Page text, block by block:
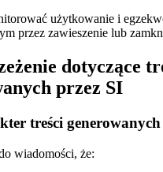
użytkowanie i
przez zawieszenie lub
dotyczące
przez SI
treści
wiadomości, że: